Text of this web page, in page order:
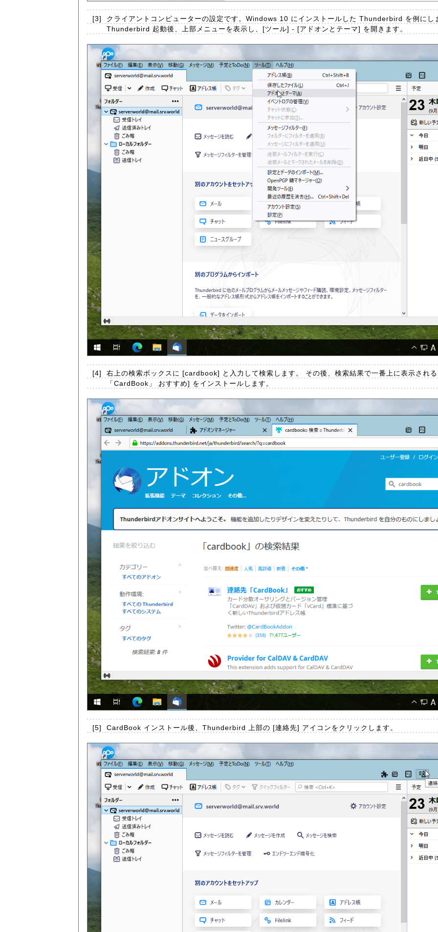
[3]
クライアントコンピューターの設定です。Windows 10 にインストールした Thunderbird を例にし
Thunderbird 起動後、上部メニューを表示し、[ツール] - [アドオンとテーマ] を開きます。
[4]
右上の検索ボックスに [cardbook] と入力して検索します。 その後、検索結果で一番上に表示され
「CardBook」 おすすめ] をインストールします。
[5] CardBook インストール後、Thunderbird 上部の [連絡先] アイコンをクリックします。